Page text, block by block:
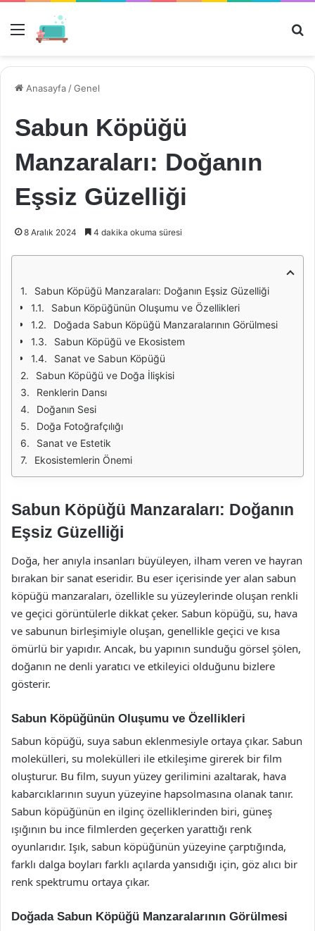
Menü
Anasayfa /Genel
Sabun Köpüğü
Manzaraları: Doğanın
Eşsiz Güzelliği
8 Aralık 2024 4 dakika okuma süresi
Sabun Köpüğü Manzaraları: Doğanın Eşsiz Güzelliği
Sabun Köpüğünün Oluşumu ve Özellikleri
Doğada Sabun Köpüğü Manzaralarının Görülmesi
Sabun Köpüğü ve Ekosistem
Sanat ve Sabun Köpüğü
Sabun Köpüğü ve Doğa İlişkisi
Renklerin Dansı
Doğanın Sesi
Doğa Fotoğrafçılığı
Sanat ve Estetik
Ekosistemlerin Önemi
Sabun Köpüğü Manzaraları: Doğanın
Eşsiz Güzelliği
Doğa, her anıyla insanları büyüleyen, ilham veren ve hayran
bırakan bir sanat eseridir. Bu eser içerisinde yer alan sabun
köpüğü manzaraları, özellikle su yüzeylerinde oluşan renkli
ve geçici görüntülerle dikkat çeker. Sabun köpüğü, su, hava
ve sabunun birleşimiyle oluşan, genellikle geçici ve kısa
ömürlü bir yapıdır. Ancak, bu yapının sunduğu görsel şölen,
doğanın ne denli yaratıcı ve etkileyici olduğunu bizlere
gösterir.
Sabun Köpüğünün Oluşumu ve Özellikleri
Sabun köpüğü, suya sabun eklenmesiyle ortaya çıkar. Sabun
molekülleri, su molekülleri ile etkileşime girerek bir film
oluşturur. Bu film, suyun yüzey gerilimini azaltarak, hava
kabarcıklarının suyun yüzeyine hapsolmasına olanak tanır.
Sabun köpüğünün en ilginç özelliklerinden biri, güneş
ışığının bu ince filmlerden geçerken yarattığı renk
oyunlarıdır. Işık, sabun köpüğünün yüzeyine çarptığında,
farklı dalga boyları farklı açılarda yansıdığı için, göz alıcı bir
renk spektrumu ortaya çıkar.
Doğada Sabun Köpüğü Manzaralarının Görülmesi